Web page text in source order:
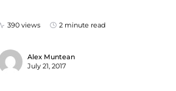
390 views 2 minute read
Alex Muntean
July 21, 2017